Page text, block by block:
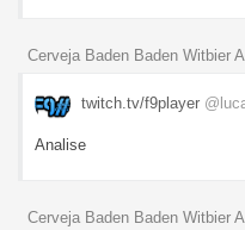
Cerveja Baden Baden Witbier
twitch.tv/f9player
Analise
Cerveja Baden Baden Witbier